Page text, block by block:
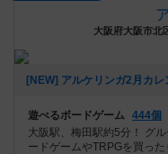
大阪府大阪市北
[NEW] アルケリンガ2月カ
遊べるボードゲーム 444個
大阪駅、梅田駅約5分！ グ
ードゲームやTRPGを買っ